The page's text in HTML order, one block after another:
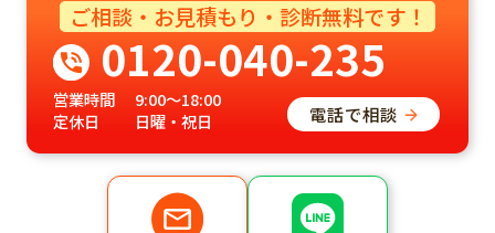
ご相談・お見積もり・診断無料です！
0120-040-235
営業時間
9:00～18:00
定休日
日曜・祝日 電話で相談